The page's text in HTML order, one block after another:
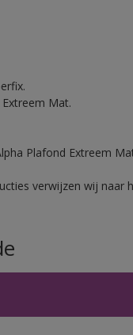
Mat.
Plafond Extreem
verwijzen wij naar